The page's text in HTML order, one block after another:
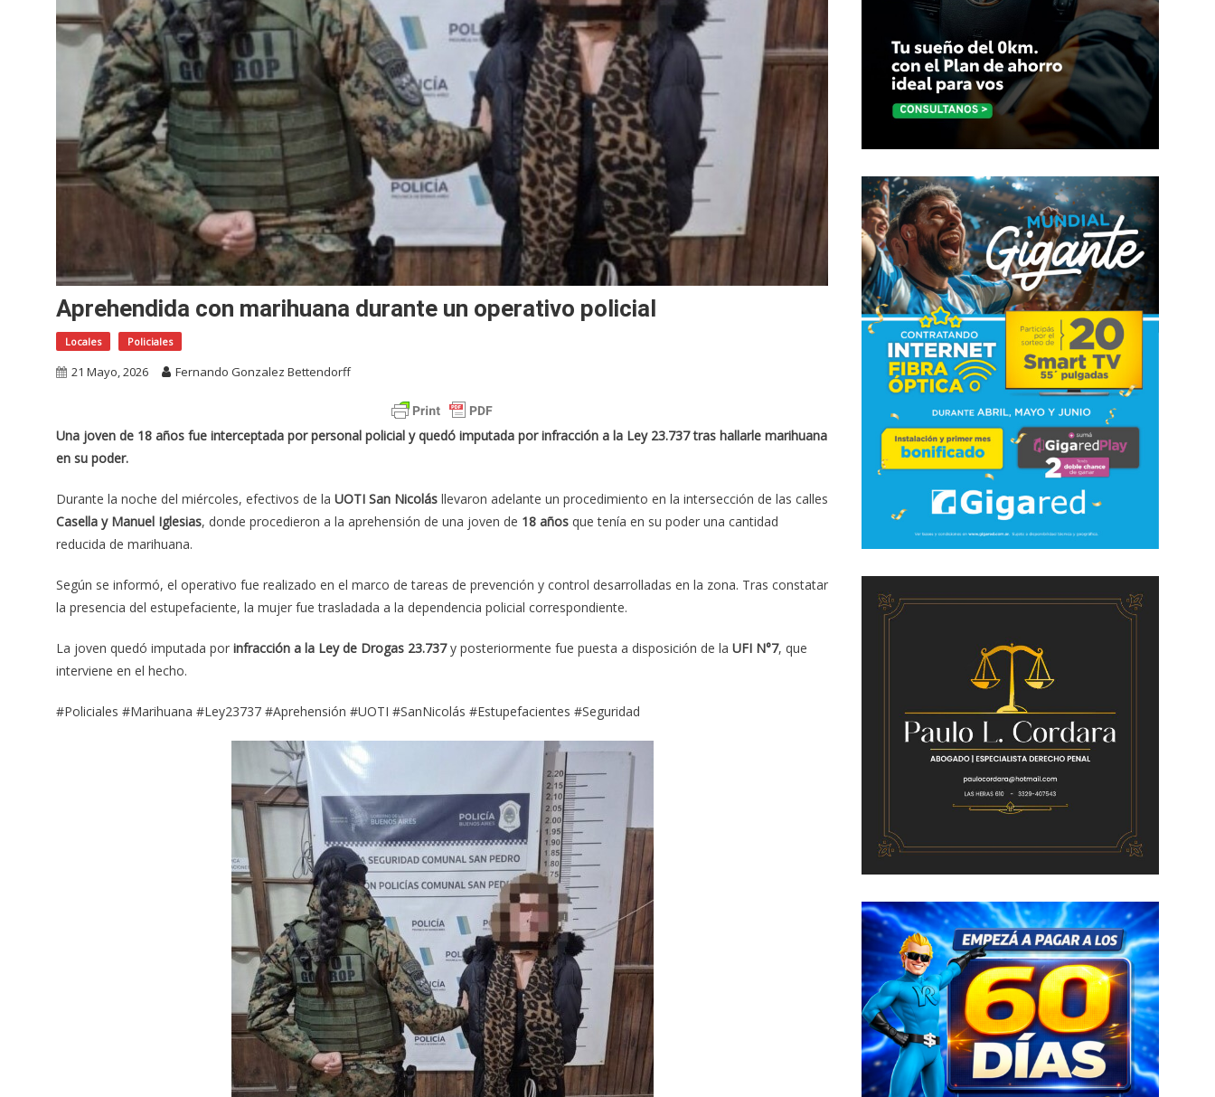
Aprehendida con marihuana durante un operativo policial
Locales Policiales
21 Mayo, 2026 Fernando Gonzalez Bettendorff
Una joven de 18 años fue interceptada por personal policial y quedó imputada por infracción a la Ley 23.737 tras hallarle marihuana
en su poder.
Durante la noche del miércoles, efectivos de la UOTI San Nicolás llevaron adelante un procedimiento en la intersección de las calles
Casella y Manuel Iglesias, donde procedieron a la aprehensión de una joven de 18 años que tenía en su poder una cantidad
reducida de marihuana.
Según se informó, el operativo fue realizado en el marco de tareas de prevención y control desarrolladas en la zona. Tras constatar
la presencia del estupefaciente, la mujer fue trasladada a la dependencia policial correspondiente.
La joven quedó imputada por infracción a la Ley de Drogas 23.737y posteriormente fue puesta a disposición de la UFI N°7, que
interviene en el hecho.
#Policiales #Marihuana #Ley23737 #Aprehensión #UOTI #SanNicolás #Estupefacientes #Seguridad